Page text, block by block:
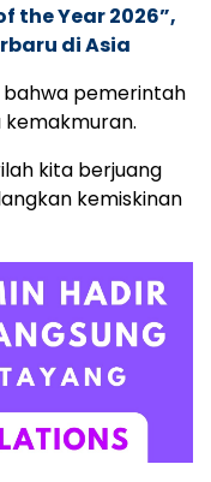
the Year 2026”,
di Asia
bahwa pemerintah
kita berjuang
kemiskinan